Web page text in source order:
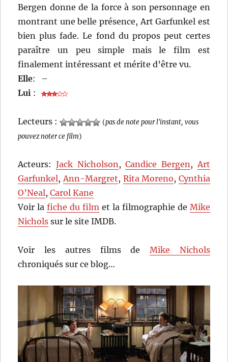
Bergen donne de la force à son personnage en
montrant une belle présence, Art Garfunkel est
bien plus fade. Le fond du propos peut certes
paraître un peu simple mais le film est
finalement intéressant et mérite d’être vu.
Elle:
–
Lui :
Lecteurs : (pas de note pour l'instant, vous
pouvez noter ce film)
Acteurs: Jack Nicholson,Candice Bergen,Art
Garfunkel,Ann-Margret, Rita Moreno, Cynthia
O’Neal,Carol Kane
Voir lafiche du film et la filmographie de Mike
Nichols sur le site IMDB.
Voir les autres films de Mike Nichols
chroniqués sur ce blog…